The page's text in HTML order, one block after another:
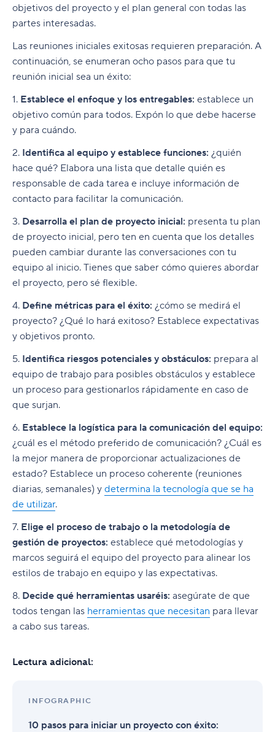
objetivos del proyecto y el plan general con todas las
partes interesadas.
Las reuniones iniciales exitosas requieren preparación. A
continuación, se enumeran ocho pasos para que tu
reunión inicial sea un éxito:
1. Establece el enfoque y los entregables: establece un
objetivo común para todos. Expón lo que debe hacerse
y para cuándo.
2. Identifica al equipo y establece funciones: ¿quién
hace qué? Elabora una lista que detalle quién es
responsable de cada tarea e incluye información de
contacto para facilitar la comunicación.
3. Desarrolla el plan de proyecto inicial: presenta tu plan
de proyecto inicial, pero ten en cuenta que los detalles
pueden cambiar durante las conversaciones con tu
equipo al inicio. Tienes que saber cómo quieres abordar
el proyecto, pero sé flexible.
4. Define métricas para el éxito: ¿cómo se medirá el
proyecto? ¿Qué lo hará exitoso? Establece expectativas
y objetivos pronto.
5. Identifica riesgos potenciales y obstáculos: prepara al
equipo de trabajo para posibles obstáculos y establece
un proceso para gestionarlos rápidamente en caso de
que surjan.
6. Establece la logística para la comunicación del equipo:
¿cuál es el método preferido de comunicación? ¿Cuál es
la mejor manera de proporcionar actualizaciones de
estado? Establece un proceso coherente (reuniones
diarias, semanales) y determina la tecnología que se ha
de utilizar.
7. Elige el proceso de trabajo o la metodología de
gestión de proyectos: establece qué metodologías y
marcos seguirá el equipo del proyecto para alinear los
estilos de trabajo en equipo y las expectativas.
8. Decide qué herramientas usaréis: asegúrate de que
todos tengan las herramientas que necesitan para llevar
a cabo sus tareas.
Lectura adicional:
INFOGRAPHIC
10 pasos para iniciar un proyecto con éxito: